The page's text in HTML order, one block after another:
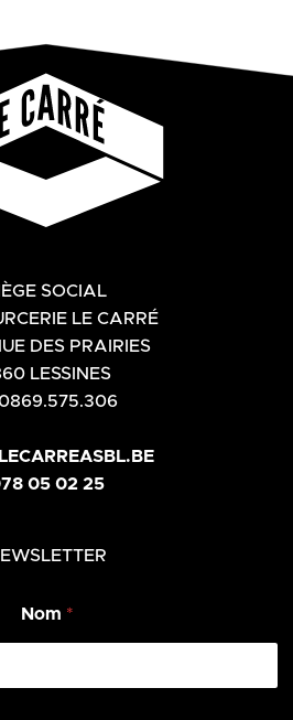
SOCIAL
LE CARRÉ
DES PRAIRIES
LESSINES
05 02 25
Nom *